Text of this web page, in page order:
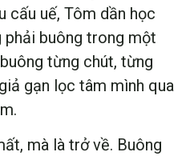
cấu uế, Tôm dần học
phải buông trong một
từng chút, từng
gạn lọc tâm mình qua
mà là trở về. Buông